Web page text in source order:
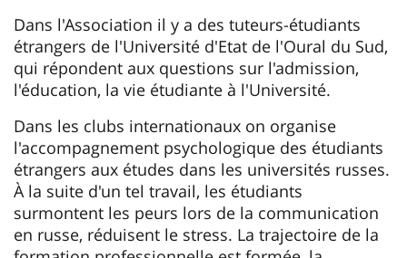
Dans l'Association il y a des tuteurs-étudiants
étrangers de l'Université d'Etat de l'Oural du Sud,
qui répondent aux questions sur l'admission,
l'éducation, la vie étudiante à l'Université.
Dans les clubs internationaux on organise
l'accompagnement psychologique des étudiants
étrangers aux études dans les universités russes.
À la suite d'un tel travail, les étudiants
surmontent les peurs lors de la communication
en russe, réduisent le stress. La trajectoire de la